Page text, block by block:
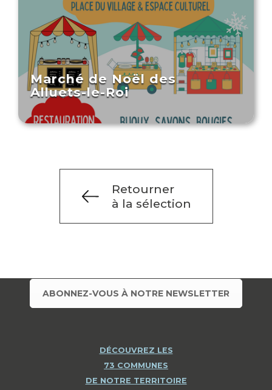
Marché de Noël des
Alluets-le-Roi
Retourner
à la sélection
ABONNEZ-VOUS À NOTRE NEWSLETTER
DÉCOUVREZ LES
73 COMMUNES
DE NOTRE TERRITOIRE